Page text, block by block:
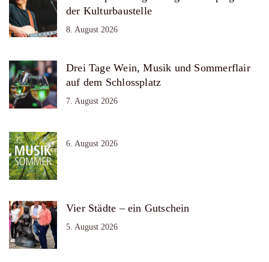
der Kulturbaustelle
8. August 2026
Drei Tage Wein, Musik und Sommerflair
auf dem Schlossplatz
7. August 2026
6. August 2026
Vier Städte – ein Gutschein
5. August 2026